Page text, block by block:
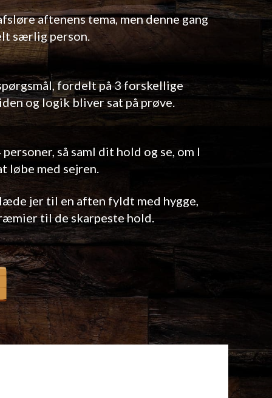
aftenens tema, men denne gang
særlig person.
fordelt på 3 forskellige
og logik bliver sat på prøve.
så saml dit hold og se, om I
løbe med sejren.
jer til en aften fyldt med hygge,
til de skarpeste hold.